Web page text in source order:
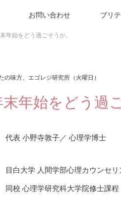
お問い合わせ ブリ
始をどう過ごそうか。
の味方、エゴレジ研究所（火曜日）
年始をどう過ご
代表 小野寺敦子／ 心理学博士
目白大学 人間学部心理カウンセ
同校 心理学研究科大学院修士課程